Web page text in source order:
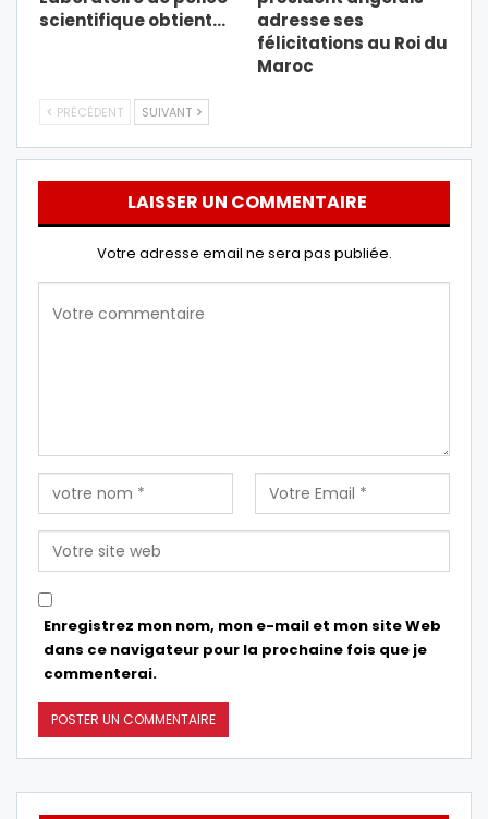
scientifique obtient…
adresse ses
félicitations au Roi du
Maroc
PRÉCÉDENT SUIVANT
LAISSER UN COMMENTAIRE
Votre adresse email ne sera pas publiée.
Enregistrez mon nom, mon e-mail et mon site Web
dans ce navigateur pour la prochaine fois que je
commenterai.